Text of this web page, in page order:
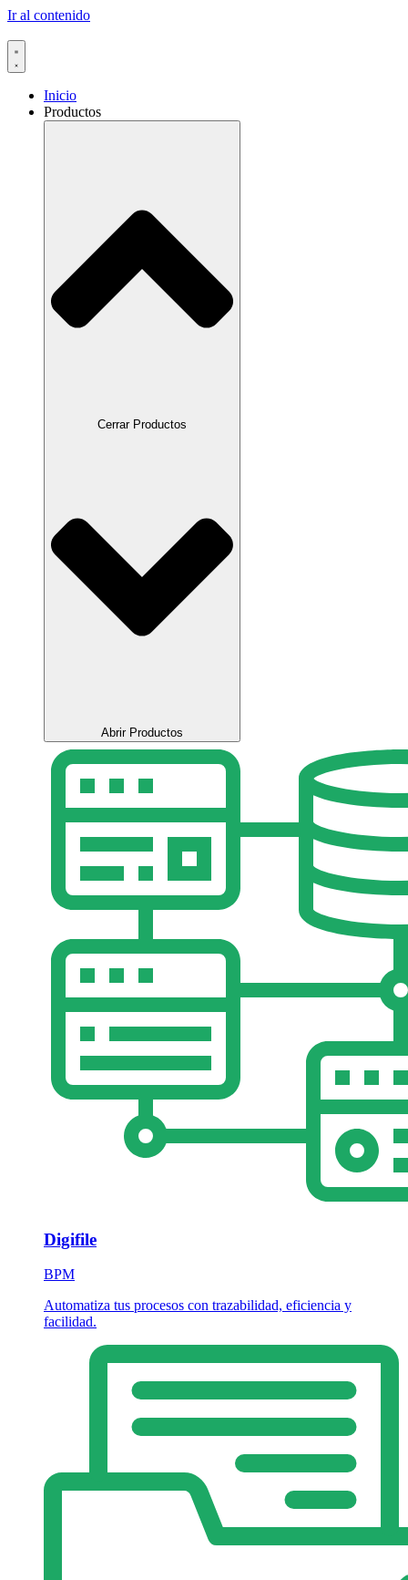
Ir al contenido
Inicio
Productos
Cerrar Productos
Abrir Productos
Digifile
BPM
Automatiza tus procesos con trazabilidad, eficiencia y
facilidad.